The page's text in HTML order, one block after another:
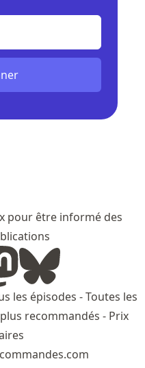
pour être informé des
les épisodes -Toutes les
recommandés - Prix